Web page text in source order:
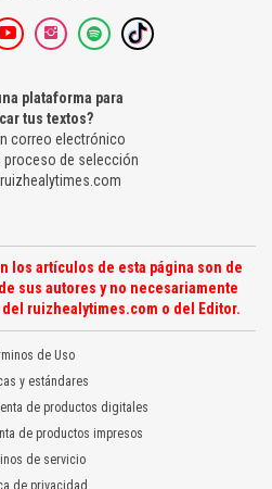
plataforma para
tus textos?
correo electrónico
proceso de selección
los artículos de esta página son de
sus autores y no necesariamente
ruizhealytimes.com o del Editor.
de Uso
y estándares
de productos digitales
de productos impresos
de servicio
de privacidad